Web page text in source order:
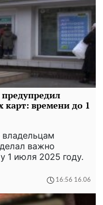
карт: времени до 1
важно
1 июля 2025 году.
16:56 16.06